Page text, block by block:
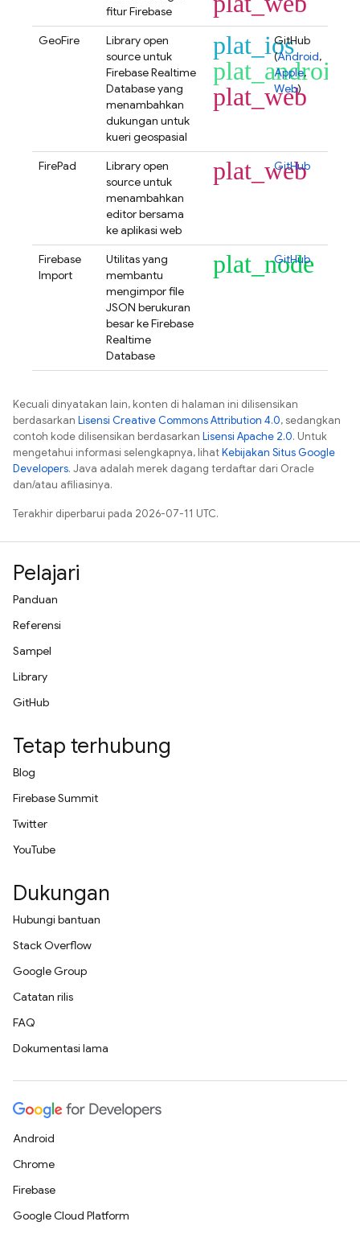
fitur Firebase
GeoFire
Library open
source untuk
Firebase Realtime
Databaseyang
menambahkan
dukungan untuk
kueri geospasial
plat_ios
plat_android
plat_web
GitHub
(Android,
Apple,
Web)
FirePad
Library open
source untuk
menambahkan
editor bersama
ke aplikasi web
plat_web
GitHub
Firebase
Import
Utilitas yang
membantu
mengimpor file
JSON berukuran
besar keFirebase
Realtime
Database
plat_node
GitHub
Kecuali dinyatakan lain, konten di halaman ini dilisensikan
berdasarkan Lisensi Creative Commons Attribution 4.0, sedangkan
contoh kode dilisensikan berdasarkan Lisensi Apache 2.0. Untuk
mengetahui informasi selengkapnya, lihatKebijakan Situs Google
Developers. Java adalah merek dagang terdaftar dari Oracle
dan/atau afiliasinya.
Terakhir diperbarui pada 2026-07-11 UTC.
Pelajari
Panduan
Referensi
Sampel
Library
GitHub
Tetap terhubung
Blog
Firebase Summit
Twitter
YouTube
Dukungan
Hubungi bantuan
Stack Overflow
Google Group
Catatan rilis
FAQ
Dokumentasi lama
Android
Chrome
Firebase
Google Cloud Platform